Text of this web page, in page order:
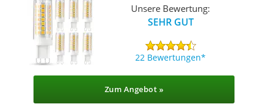
Unsere Bewertung:
SEHR GUT
22 Bewertungen
Zum Angebot »